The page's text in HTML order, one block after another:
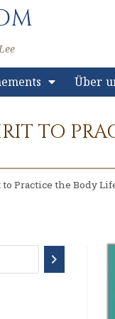
Über
TO
Practice the Body